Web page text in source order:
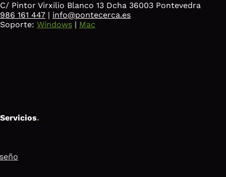
C/ Pintor Virxilio Blanco 13 Dcha 36003 Pontevedra
986 161 447 | info@pontecerca.es
Soporte: Windows | Mac
Servicios.